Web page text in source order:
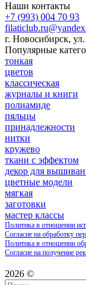
Наши контакты
+7 (993) 004 70 93
г. Новосибирск,
Популярные
тонкая
цветов
классическая
журналы и книги
полиамиде
пяльцы
принадлежности
нитки
кружево
ткани с эффектом
декор для
цветные модели
мягкая
заготовки
мастер классы
Политика в отношении
Согласие на обработку
Политика в отношении
Согласие на получение
2026 ©